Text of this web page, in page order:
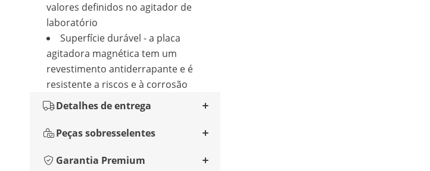
valores definidos no agitador de
laboratório
Superfície durável - a placa
agitadora magnética tem um
revestimento antiderrapante e é
resistente a riscos e à corrosão
Detalhes de entrega
Peças sobresselentes
Garantia Premium